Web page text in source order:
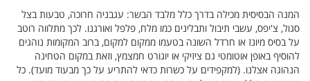
המנה הבסיסית מכילה בדרך כלל מלבד הבשר: עגבניה חרוכה, טבעות בצל
סגול, צ'יפס, עשבי תיבול ותבלינים כמו מלח, פלפל ואורגנו. לכך מתלווה רוטב
על בסיס מיונז או חרדל השונה בטעמו ממקום למקום, ברוב המקומות נוהגים
להוסיף באופן אוטומטי גם ציזיקי או יוגורט חמצמץ, וזאת במקום הטחינה
הנהוגה אצלנו. (למקפידים על כשרות כדאי להתריע על כך מבעוד מועד). כל